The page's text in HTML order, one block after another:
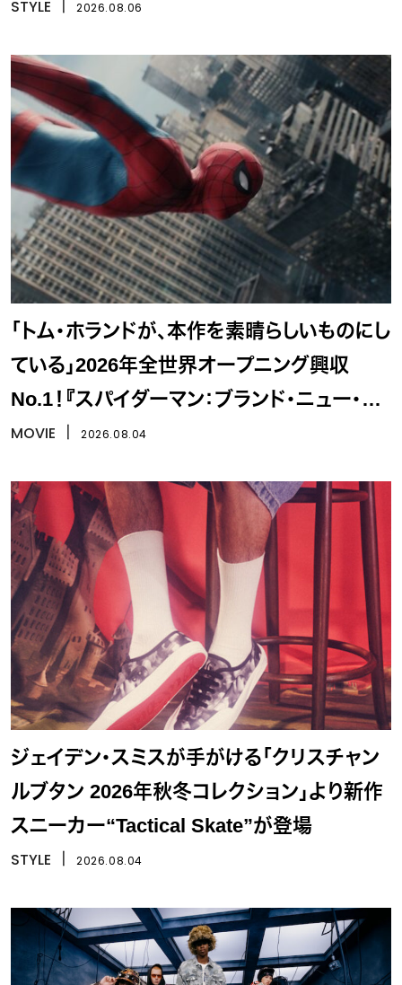
STYLE 2026.08.06
「トム・ホランドが、本作を素晴らしいものにし
ている」2026年全世界オープニング興収
No.1！『スパイダーマン：ブランド・ニュー・デ
イ』
MOVIE 2026.08.04
ジェイデン・スミスが手がける「クリスチャン
ルブタン 2026年秋冬コレクション」より新作
スニーカー“Tactical Skate”が登場
STYLE 2026.08.04